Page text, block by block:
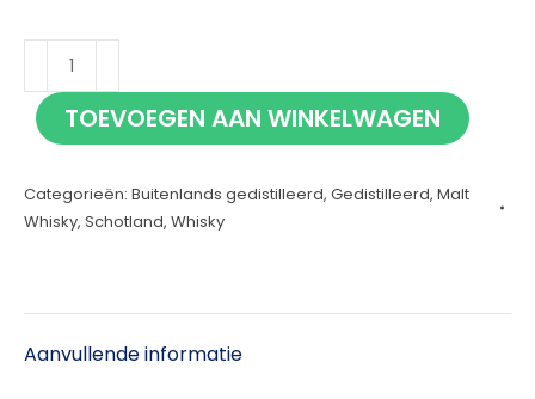
Riverflow
70cl
aantalTOEVOEGEN AAN WINKELWAGEN
Categorieën: Buitenlands gedistilleerd, Gedistilleerd, Malt
Whisky, Schotland, Whisky
Aanvullende informatie